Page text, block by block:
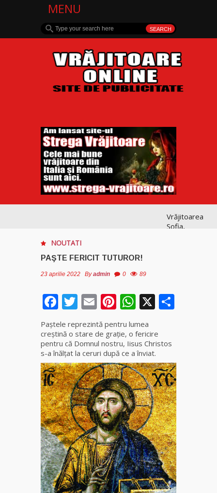
MENU
Vrăjitoarea
Sofia,
în magie
cele mai
leacuri
Celebra
vrăjitoare
Rodica
Gheorghe,
singura
fiică a
Mamei
Omida
Celebra
NOUTATI
PAŞTE FERICIT TUTUROR!
23 aprilie 2022 Byadmin 0 89
Facebook
Twitter
EmailPinterest
WhatsApp
X
Paştele reprezintă pentru lumea
creştină o stare de grație, o fericire
pentru că Domnul nostru, Iisus Christos
s-a înălţat la ceruri după ce a înviat.